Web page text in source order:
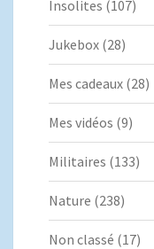
Insolites (107)
Jukebox (28)
Mes cadeaux (28)
Mes vidéos (9)
Militaires (133)
Nature (238)
Non classé (17)